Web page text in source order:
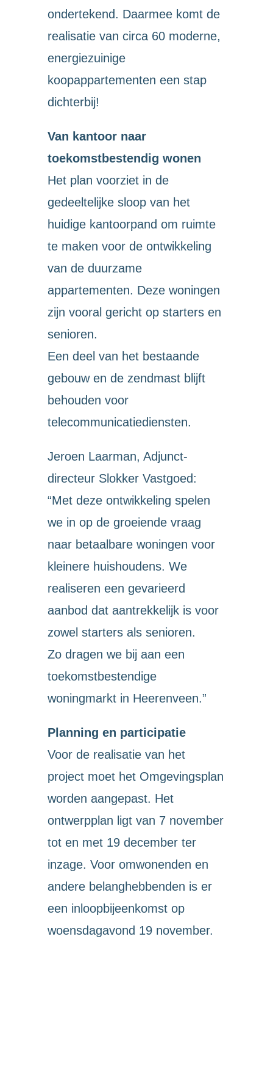
ondertekend. Daarmee komt de
realisatie van circa 60 moderne,
energiezuinige
koopappartementen een stap
dichterbij!
Van kantoor naar
toekomstbestendig wonen
Het plan voorziet in de
gedeeltelijke sloop van het
huidige kantoorpand om ruimte
te maken voor de ontwikkeling
van de duurzame
appartementen. Deze woningen
zijn vooral gericht op starters en
senioren.
Een deel van het bestaande
gebouw en de zendmast blijft
behouden voor
telecommunicatiediensten.
Jeroen Laarman, Adjunct-
directeur Slokker Vastgoed:
“Met deze ontwikkeling spelen
we in op de groeiende vraag
naar betaalbare woningen voor
kleinere huishoudens. We
realiseren een gevarieerd
aanbod dat aantrekkelijk is voor
zowel starters als senioren.
Zo dragen we bij aan een
toekomstbestendige
woningmarkt in Heerenveen.”
Planning en participatie
Voor de realisatie van het
project moet het Omgevingsplan
worden aangepast. Het
ontwerpplan ligt van 7 november
tot en met 19 december ter
inzage. Voor omwonenden en
andere belanghebbenden is er
een inloopbijeenkomst op
woensdagavond 19 november.